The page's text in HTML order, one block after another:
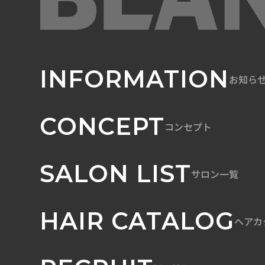
INFORMATION お知ら
CONCEPTコンセプト
SALON LISTサロン一覧
HAIR CATALOGヘア